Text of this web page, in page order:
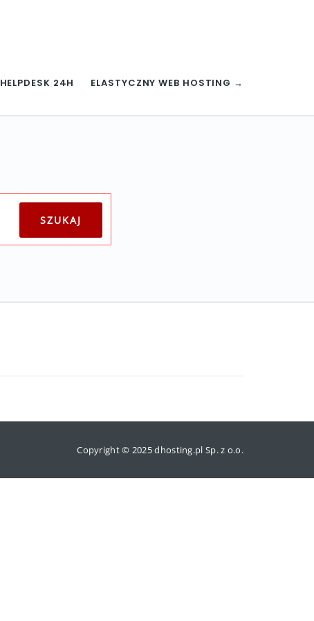
HELPDESK 24H ELASTYCZNY WEB HOSTING →
Copyright © 2025 dhosting.pl Sp. z o.o.